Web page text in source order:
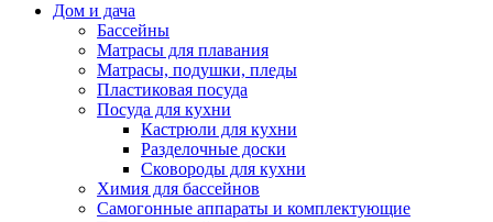
Дом и дача
Бассейны
Матрасы для плавания
Матрасы, подушки, пледы
Пластиковая посуда
Посуда для кухни
Кастрюли для кухни
Разделочные доски
Сковороды для кухни
Химия для бассейнов
Самогонные аппараты и комплектующие